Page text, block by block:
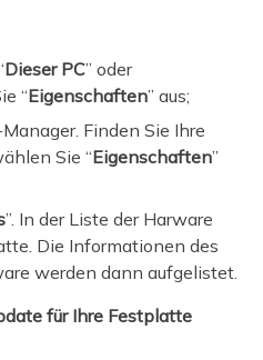
Dieser PC” oder
“Eigenschaften” aus;
Finden Sie Ihre
Sie “Eigenschaften”
”. In der Liste der Harware
Die Informationen des
werden dann aufgelistet.
für Ihre Festplatte